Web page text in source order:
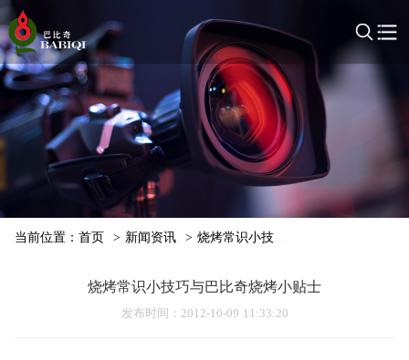
当前位置： 首页 > 新闻资讯 > 烧烤常识小技巧与巴比奇烧烤小贴士
烧烤常识小技巧与巴比奇烧烤小贴士
发布时间 ：2012-10-09 11:33:20